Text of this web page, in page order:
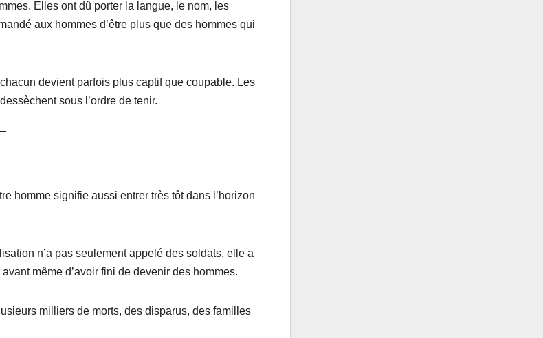
Elles ont dû porter la langue, le nom, les
aux hommes d’être plus que des hommes qui
devient parfois plus captif que coupable. Les
sous l’ordre de tenir.
homme signifie aussi entrer très tôt dans l’horizon
n’a pas seulement appelé des soldats, elle a
même d’avoir fini de devenir des hommes.
milliers de morts, des disparus, des familles